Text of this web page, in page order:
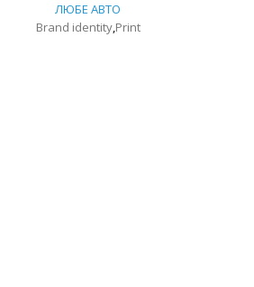
ЛЮБЕ АВТО
Brand identity,Print